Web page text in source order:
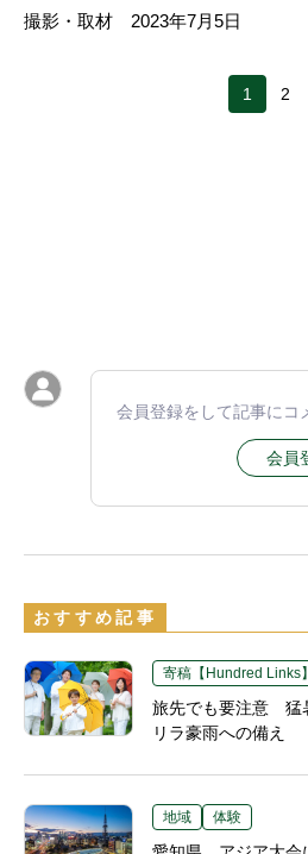
撮影・取材 2023年7月5日
1 2
会員登録をして記事にコ
会員
おすすめ記事
寄稿【Hundred Links】
旅先でも要注意 猛
リラ豪雨への備え
地域 体験